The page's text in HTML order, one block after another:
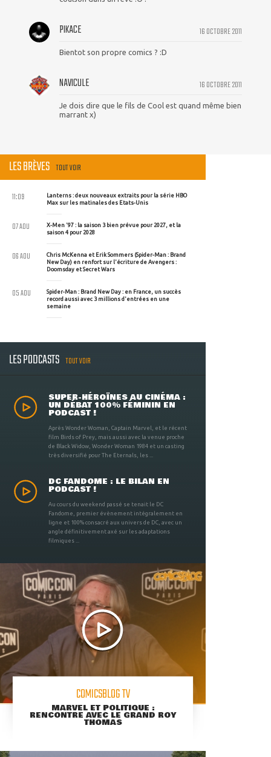
16 OCTOBRE 2011
PIKACE
Bientot son propre comics ? :D
16 OCTOBRE 2011
NAVICULE
Je dois dire que le fils de Cool est quand même bien
marrant x)
LES BRÈVES TOUT VOIR
Lanterns : deux nouveaux extraits pour la série HBO
Max sur les matinales des Etats-Unis
11:09
X-Men '97 : la saison 3 bien prévue pour 2027, et la
saison 4 pour 2028
07 AOU
Chris McKenna et Erik Sommers (Spider-Man : Brand
New Day) en renfort sur l'écriture de Avengers :
Doomsday et Secret Wars
06 AOU
Spider-Man : Brand New Day : en France, un succès
record aussi avec 3 millions d'entrées en une
semaine
05 AOU
LES PODCASTS TOUT VOIR
SUPER-HÉROÏNES AU CINÉMA :
UN DÉBAT 100% FÉMININ EN
PODCAST !
Après Wonder Woman, Captain Marvel, et le récent
film Birds of Prey, mais aussi avec la venue proche
de Black Widow, Wonder Woman 1984 et un casting
très diversifié pour The Eternals, les ...
DC FANDOME : LE BILAN EN
PODCAST !
Au cours du weekend passé se tenait le DC
Fandome, premier évènement intégralement en
ligne et 100% consacré aux univers de DC, avec un
angle définitivement axé sur les adaptations
filmiques ...
COMICSBLOG TV
MARVEL ET POLITIQUE :
RENCONTRE AVEC LE GRAND ROY
THOMAS